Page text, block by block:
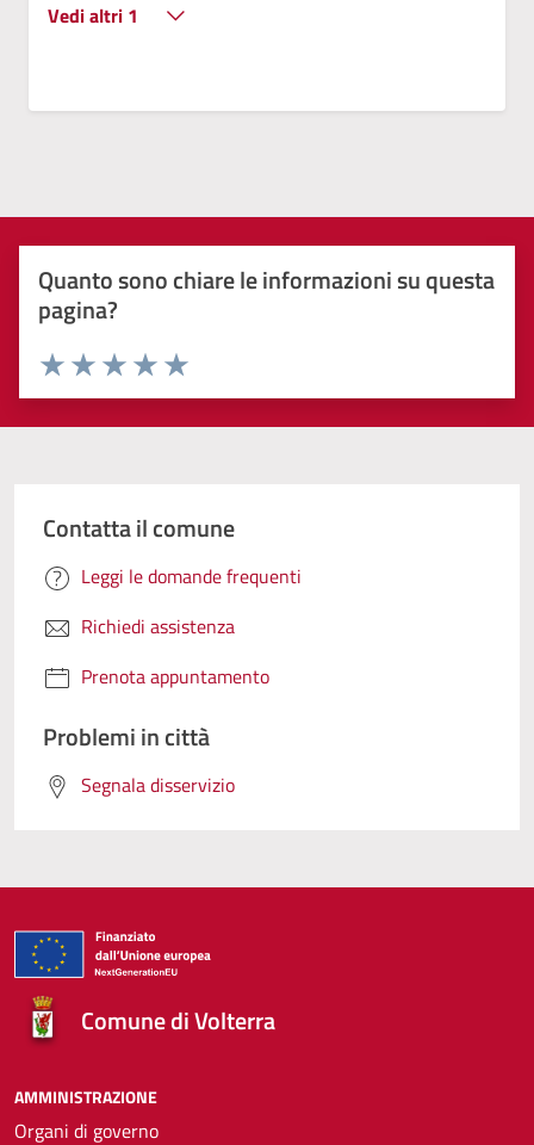
Vedi altri 1
Quanto sono chiare le informazioni su questa
pagina?
Valuta 5 stelle su 5
Valuta 4 stelle su 5
Valuta 3 stelle su 5
Valuta 2 stelle su 5
Valuta 1 stelle su 5
Contatta il comune
Leggi le domande frequenti
Richiedi assistenza
Prenota appuntamento
Problemi in città
Segnala disservizio
Comune di Volterra
AMMINISTRAZIONE
Organi di governo